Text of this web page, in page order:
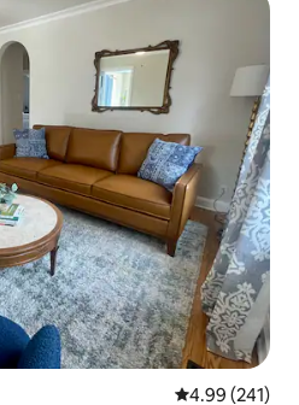
औसत रेटिंग 5 में से
4.99 (241)